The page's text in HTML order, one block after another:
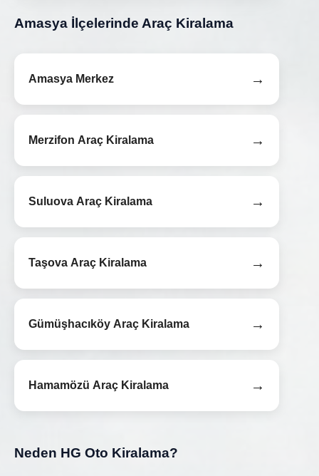
Amasya İlçelerinde Araç Kiralama
Amasya Merkez →
Merzifon Araç Kiralama →
Suluova Araç Kiralama →
Taşova Araç Kiralama →
Gümüşhacıköy Araç Kiralama →
Hamamözü Araç Kiralama →
Neden HG Oto Kiralama?